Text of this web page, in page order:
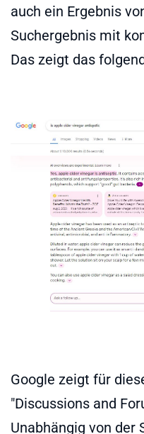
auch ein Ergebnis
Suchergebnis mit
Das zeigt das
Google zeigt für
"Discussions and
Unabhängig von der